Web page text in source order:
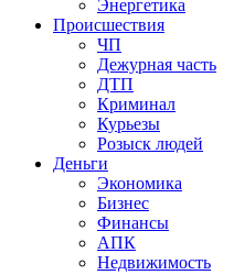
Энергетика
Происшествия
ЧП
Дежурная часть
ДТП
Криминал
Курьезы
Розыск людей
Деньги
Экономика
Бизнес
Финансы
АПК
Недвижимость